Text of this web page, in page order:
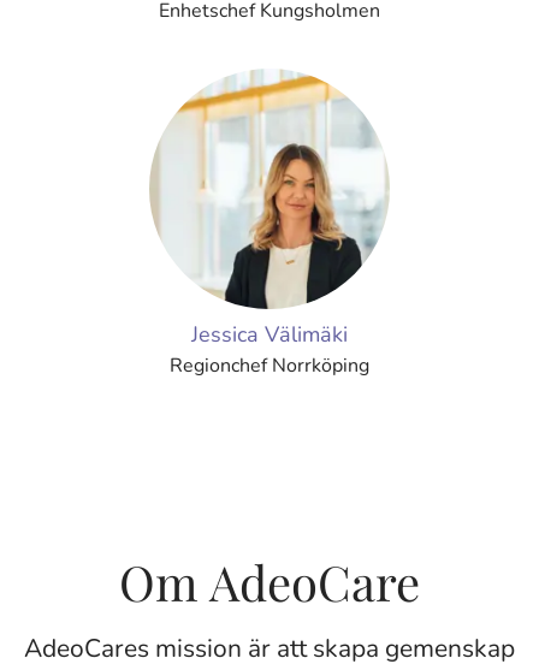
Enhetschef Kungsholmen
Jessica Välimäki
Regionchef Norrköping
Om AdeoCare
AdeoCares mission är att skapa gemenskap